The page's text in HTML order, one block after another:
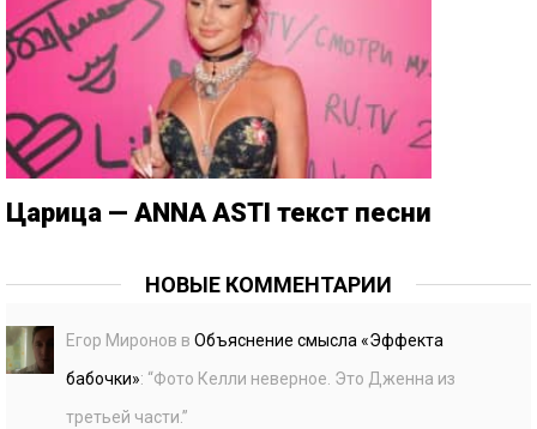
Царица — ANNA ASTI текст песни
НОВЫЕ КОММЕНТАРИИ
Егор Миронов в Объяснение смысла «Эффекта
бабочки»: “Фото Келли неверное. Это Дженна из
третьей части.”